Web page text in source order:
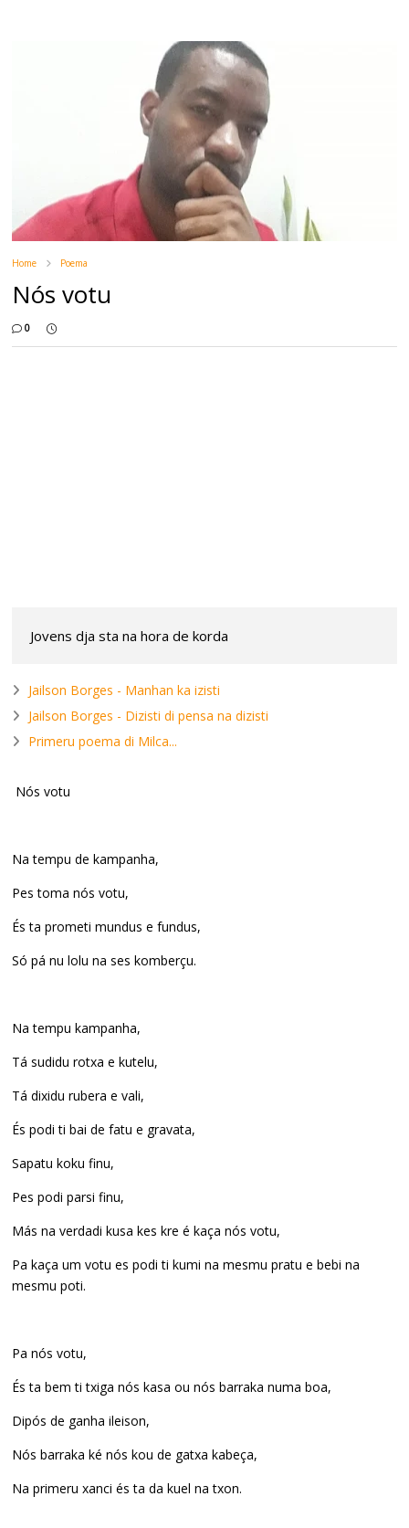
Home Poema
Nós votu
0
Jovens dja sta na hora de korda
Jailson Borges - Manhan ka izisti
Jailson Borges - Dizisti di pensa na dizisti
Primeru poema di Milca...
Nós votu
Na tempu de kampanha,
Pes toma nós votu,
És ta prometi mundus e fundus,
Só pá nu lolu na ses komberçu.
Na tempu kampanha,
Tá sudidu rotxa e kutelu,
Tá dixidu rubera e vali,
És podi ti bai de fatu e gravata,
Sapatu koku finu,
Pes podi parsi finu,
Más na verdadi kusa kes kre é kaça nós votu,
Pa kaça um votu es podi ti kumi na mesmu pratu e bebi na
mesmu poti.
Pa nós votu,
És ta bem ti txiga nós kasa ou nós barraka numa boa,
Dipós de ganha ileison,
Nós barraka ké nós kou de gatxa kabeça,
Na primeru xanci és ta da kuel na txon.